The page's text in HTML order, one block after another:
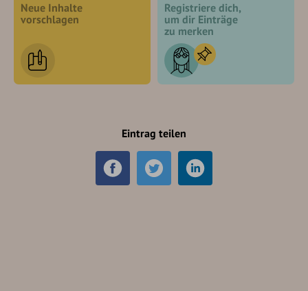
Neue Inhalte
vorschlagen
Registriere dich,
um dir Einträge
zu merken
Eintrag teilen